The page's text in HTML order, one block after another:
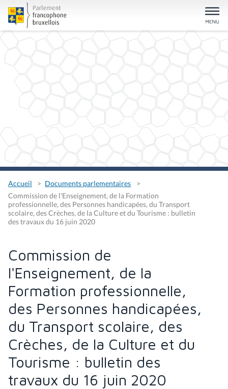
Accueil
Documents parlementaires
Commission de l'Enseignement, de la Formation
professionnelle, des Personnes handicapées, du Transport
scolaire, des Crèches, de la Culture et du Tourisme : bulletin
des travaux du 16 juin 2020
Commission de
l'Enseignement, de la
Formation professionnelle,
des Personnes handicapées,
du Transport scolaire, des
Crèches, de la Culture et du
Tourisme : bulletin des
travaux du 16 juin 2020